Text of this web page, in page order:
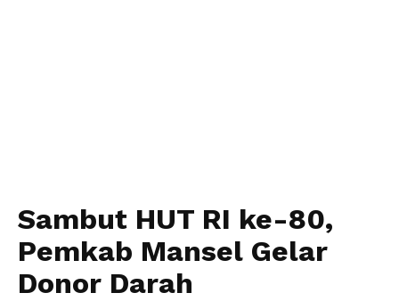
Sambut HUT RI ke-80,
Pemkab Mansel Gelar
Donor Darah